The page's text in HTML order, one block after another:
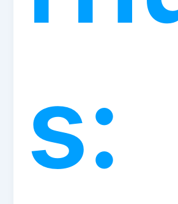
s: